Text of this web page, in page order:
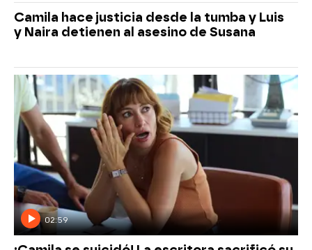
Camila hace justicia desde la tumba y Luis
y Naira detienen al asesino de Susana
02:59